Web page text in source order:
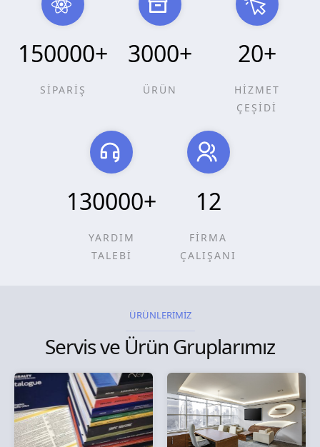
150000+
SİPARİŞ
3000+
ÜRÜN
20+
HİZMET
ÇEŞİDİ
130000+
YARDIM
TALEBİ
12
FİRMA
ÇALIŞANI
ÜRÜNLERİMİZ
Servis ve Ürün Gruplarımız